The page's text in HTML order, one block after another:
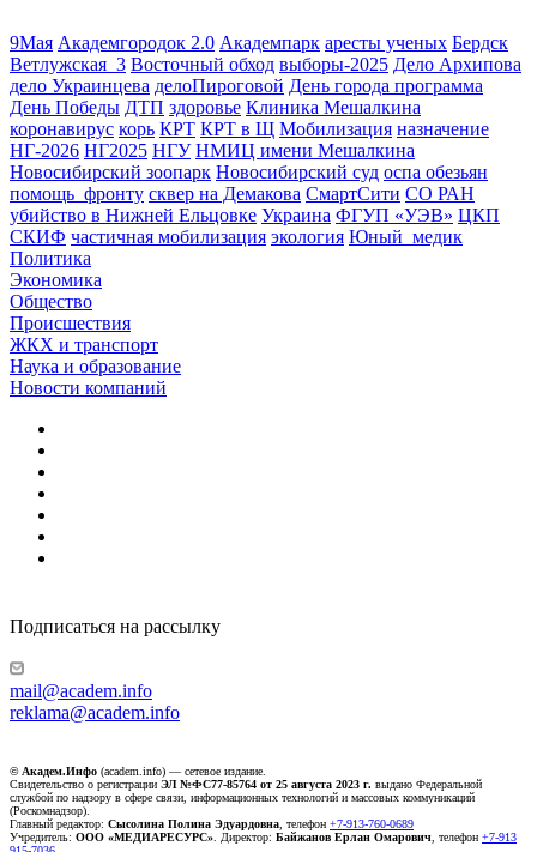
9Мая Академгородок 2.0 Академпарк аресты ученых Бердск
Ветлужская_3 Восточный обход выборы-2025 Дело Архипова
дело Украинцева делоПироговой День города программа
День Победы ДТП здоровье Клиника Мешалкина
коронавирус корь КРТ КРТ в Щ Мобилизация назначение
НГ-2026 НГ2025 НГУ НМИЦ имени Мешалкина
Новосибирский зоопарк Новосибирский суд оспа обезьян
помощь_фронту сквер на Демакова СмартСити СО РАН
убийство в Нижней Ельцовке Украина ФГУП «УЭВ» ЦКП
СКИФ частичная мобилизация экология Юный_медик
Политика
Экономика
Общество
Происшествия
ЖКХ и транспорт
Наука и образование
Новости компаний
Подписаться на рассылку
mail@academ.info
reklama@academ.info
© Академ.Инфо (academ.info) — сетевое издание.
Свидетельство о регистрации ЭЛ №ФС77-85764 от 25 августа 2023 г. выдано Федеральной
службой по надзору в сфере связи, информационных технологий и массовых коммуникаций
(Роскомнадзор).
Главный редактор: Сысолина Полина Эдуардовна , телефон +7-913-760-0689
Учредитель: ООО «МЕДИАРЕСУРС» . Директор: Байжанов Ерлан Омарович , телефон +7-913